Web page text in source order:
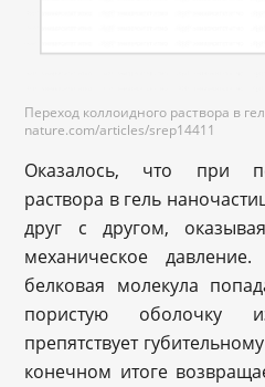
Переход коллоидного раствора в
nature.com/articles/srep14411
Оказалось, что при
раствора в гель
друг с другом,
механическое
белковая молекула
пористую оболочку
препятствует
конечном итоге